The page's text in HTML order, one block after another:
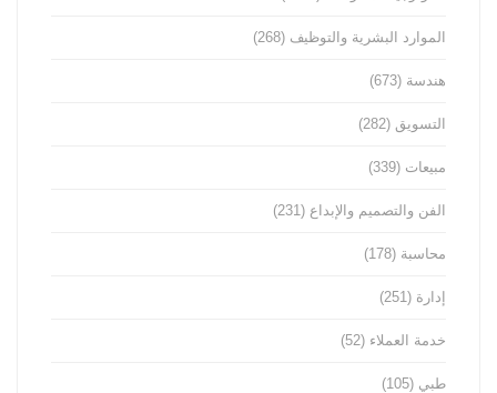
الموارد البشرية والتوظيف (268)
هندسة (673)
التسويق (282)
مبيعات (339)
الفن والتصميم والإبداع (231)
محاسبة (178)
إدارة (251)
خدمة العملاء (52)
طبي (105)